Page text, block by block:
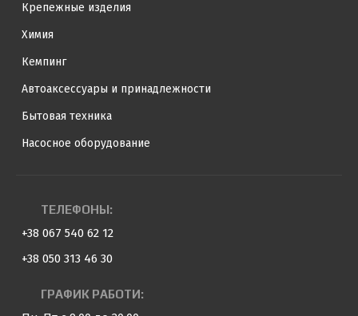
Крепежные изделия
Химия
Кемпинг
Автоаксессуары и принадлежности
Бытовая техника
Насосное оборудование
ТЕЛЕФОНЫ:
+38 067 540 62 12
+38 050 313 46 30
ГРАФИК РАБОТИ: